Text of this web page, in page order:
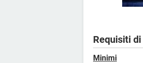
Requisiti
Minimi